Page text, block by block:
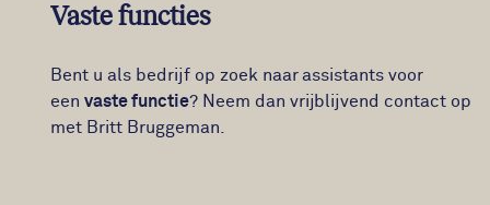
Vaste functies
Bent u als bedrijf op zoek naar assistants voor
een vaste functie? Neem dan vrijblijvend contact op
met Britt Bruggeman.